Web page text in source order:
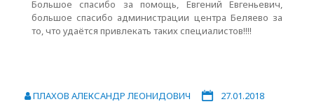
Большое спасибо за помощь, Евгений Евгеньевич,
большое спасибо администрации центра Беляево за
то, что удаётся привлекать таких специалистов!!!!
ПЛАХОВ АЛЕКСАНДР ЛЕОНИДОВИЧ
27.01.2018